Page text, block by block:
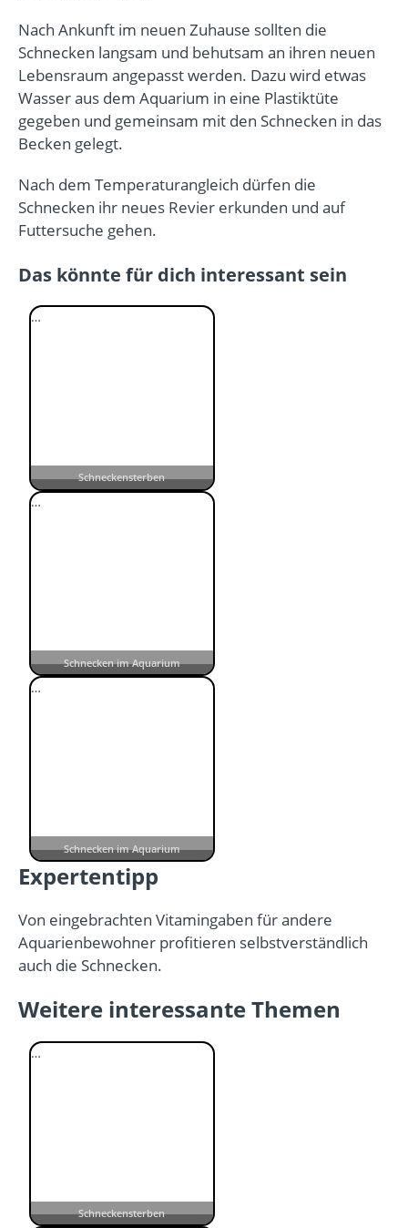
Nach Ankunft im neuen Zuhause sollten die
Schnecken langsam und behutsam an ihren neuen
Lebensraum angepasst werden. Dazu wird etwas
Wasser aus dem Aquarium in eine Plastiktüte
gegeben und gemeinsam mit den Schnecken in das
Becken gelegt.
Nach dem Temperaturangleich dürfen die
Schnecken ihr neues Revier erkunden und auf
Futtersuche gehen.
Das könnte für dich interessant sein
Schneckensterben
…
Schnecken im Aquarium
…
Schnecken im Aquarium
…
Expertentipp
Von eingebrachten Vitamingaben für andere
Aquarienbewohner profitieren selbstverständlich
auch die Schnecken.
Weitere interessante Themen
Schneckensterben
…